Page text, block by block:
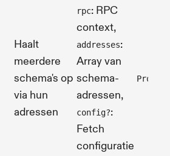
Haalt
meerdere
schema's op
via hun
adressen
rpc: RPC
context,
addresses:
Array van
schema-
adressen,
config?:
Fetch
configuratie